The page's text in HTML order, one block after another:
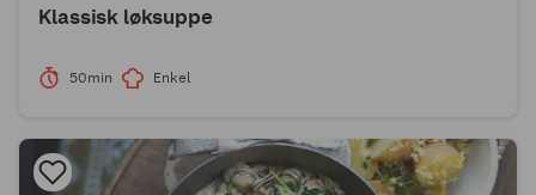
Klassisk løksuppe
50min Enkel